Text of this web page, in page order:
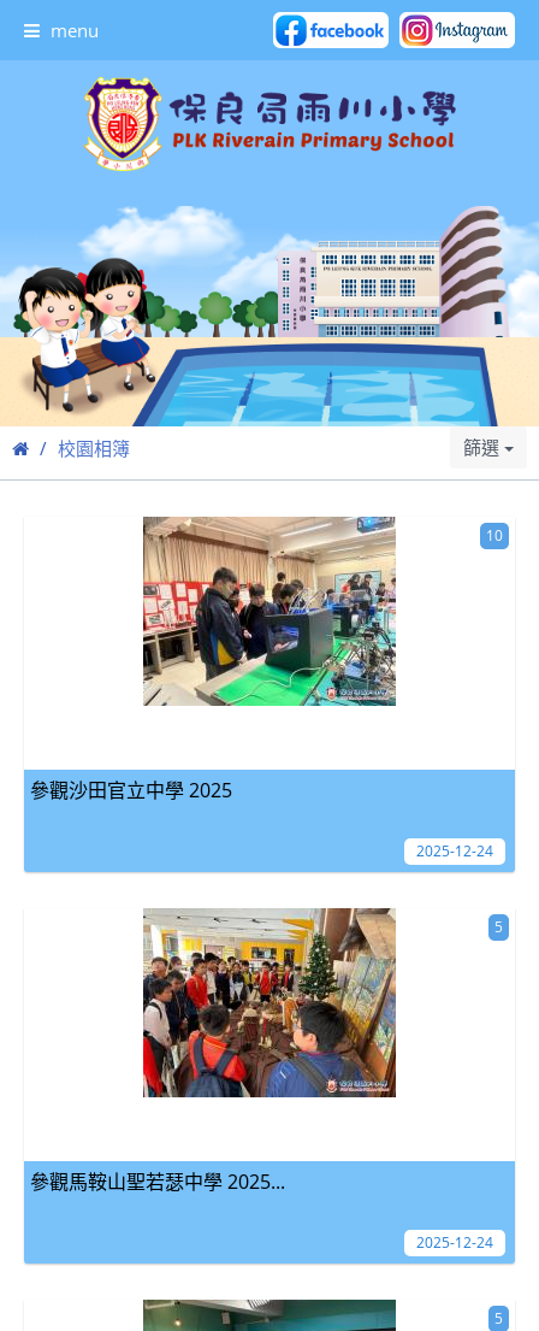
menu
校園相簿 篩選
參觀沙田官立中學 2025
10
2025-12-24
參觀馬鞍山聖若瑟中學 2025...
5
2025-12-24
5